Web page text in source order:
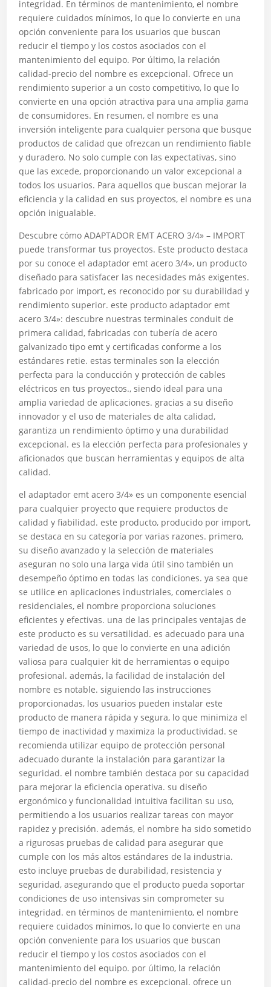
integridad. En términos de mantenimiento, el nombre
requiere cuidados mínimos, lo que lo convierte en una
opción conveniente para los usuarios que buscan
reducir el tiempo y los costos asociados con el
mantenimiento del equipo. Por último, la relación
calidad-precio del nombre es excepcional. Ofrece un
rendimiento superior a un costo competitivo, lo que lo
convierte en una opción atractiva para una amplia gama
de consumidores. En resumen, el nombre es una
inversión inteligente para cualquier persona que busque
productos de calidad que ofrezcan un rendimiento fiable
y duradero. No solo cumple con las expectativas, sino
que las excede, proporcionando un valor excepcional a
todos los usuarios. Para aquellos que buscan mejorar la
eficiencia y la calidad en sus proyectos, el nombre es una
opción inigualable.
Descubre cómo ADAPTADOR EMT ACERO 3/4» – IMPORT
puede transformar tus proyectos. Este producto destaca
por su conoce el adaptador emt acero 3/4», un producto
diseñado para satisfacer las necesidades más exigentes.
fabricado por import, es reconocido por su durabilidad y
rendimiento superior. este producto adaptador emt
acero 3/4»: descubre nuestras terminales conduit de
primera calidad, fabricadas con tubería de acero
galvanizado tipo emt y certificadas conforme a los
estándares retie. estas terminales son la elección
perfecta para la conducción y protección de cables
eléctricos en tus proyectos., siendo ideal para una
amplia variedad de aplicaciones. gracias a su diseño
innovador y el uso de materiales de alta calidad,
garantiza un rendimiento óptimo y una durabilidad
excepcional. es la elección perfecta para profesionales y
aficionados que buscan herramientas y equipos de alta
calidad.
el adaptador emt acero 3/4» es un componente esencial
para cualquier proyecto que requiere productos de
calidad y fiabilidad. este producto, producido por import,
se destaca en su categoría por varias razones. primero,
su diseño avanzado y la selección de materiales
aseguran no solo una larga vida útil sino también un
desempeño óptimo en todas las condiciones. ya sea que
se utilice en aplicaciones industriales, comerciales o
residenciales, el nombre proporciona soluciones
eficientes y efectivas. una de las principales ventajas de
este producto es su versatilidad. es adecuado para una
variedad de usos, lo que lo convierte en una adición
valiosa para cualquier kit de herramientas o equipo
profesional. además, la facilidad de instalación del
nombre es notable. siguiendo las instrucciones
proporcionadas, los usuarios pueden instalar este
producto de manera rápida y segura, lo que minimiza el
tiempo de inactividad y maximiza la productividad. se
recomienda utilizar equipo de protección personal
adecuado durante la instalación para garantizar la
seguridad. el nombre también destaca por su capacidad
para mejorar la eficiencia operativa. su diseño
ergonómico y funcionalidad intuitiva facilitan su uso,
permitiendo a los usuarios realizar tareas con mayor
rapidez y precisión. además, el nombre ha sido sometido
a rigurosas pruebas de calidad para asegurar que
cumple con los más altos estándares de la industria.
esto incluye pruebas de durabilidad, resistencia y
seguridad, asegurando que el producto pueda soportar
condiciones de uso intensivas sin comprometer su
integridad. en términos de mantenimiento, el nombre
requiere cuidados mínimos, lo que lo convierte en una
opción conveniente para los usuarios que buscan
reducir el tiempo y los costos asociados con el
mantenimiento del equipo. por último, la relación
calidad-precio del nombre es excepcional. ofrece un